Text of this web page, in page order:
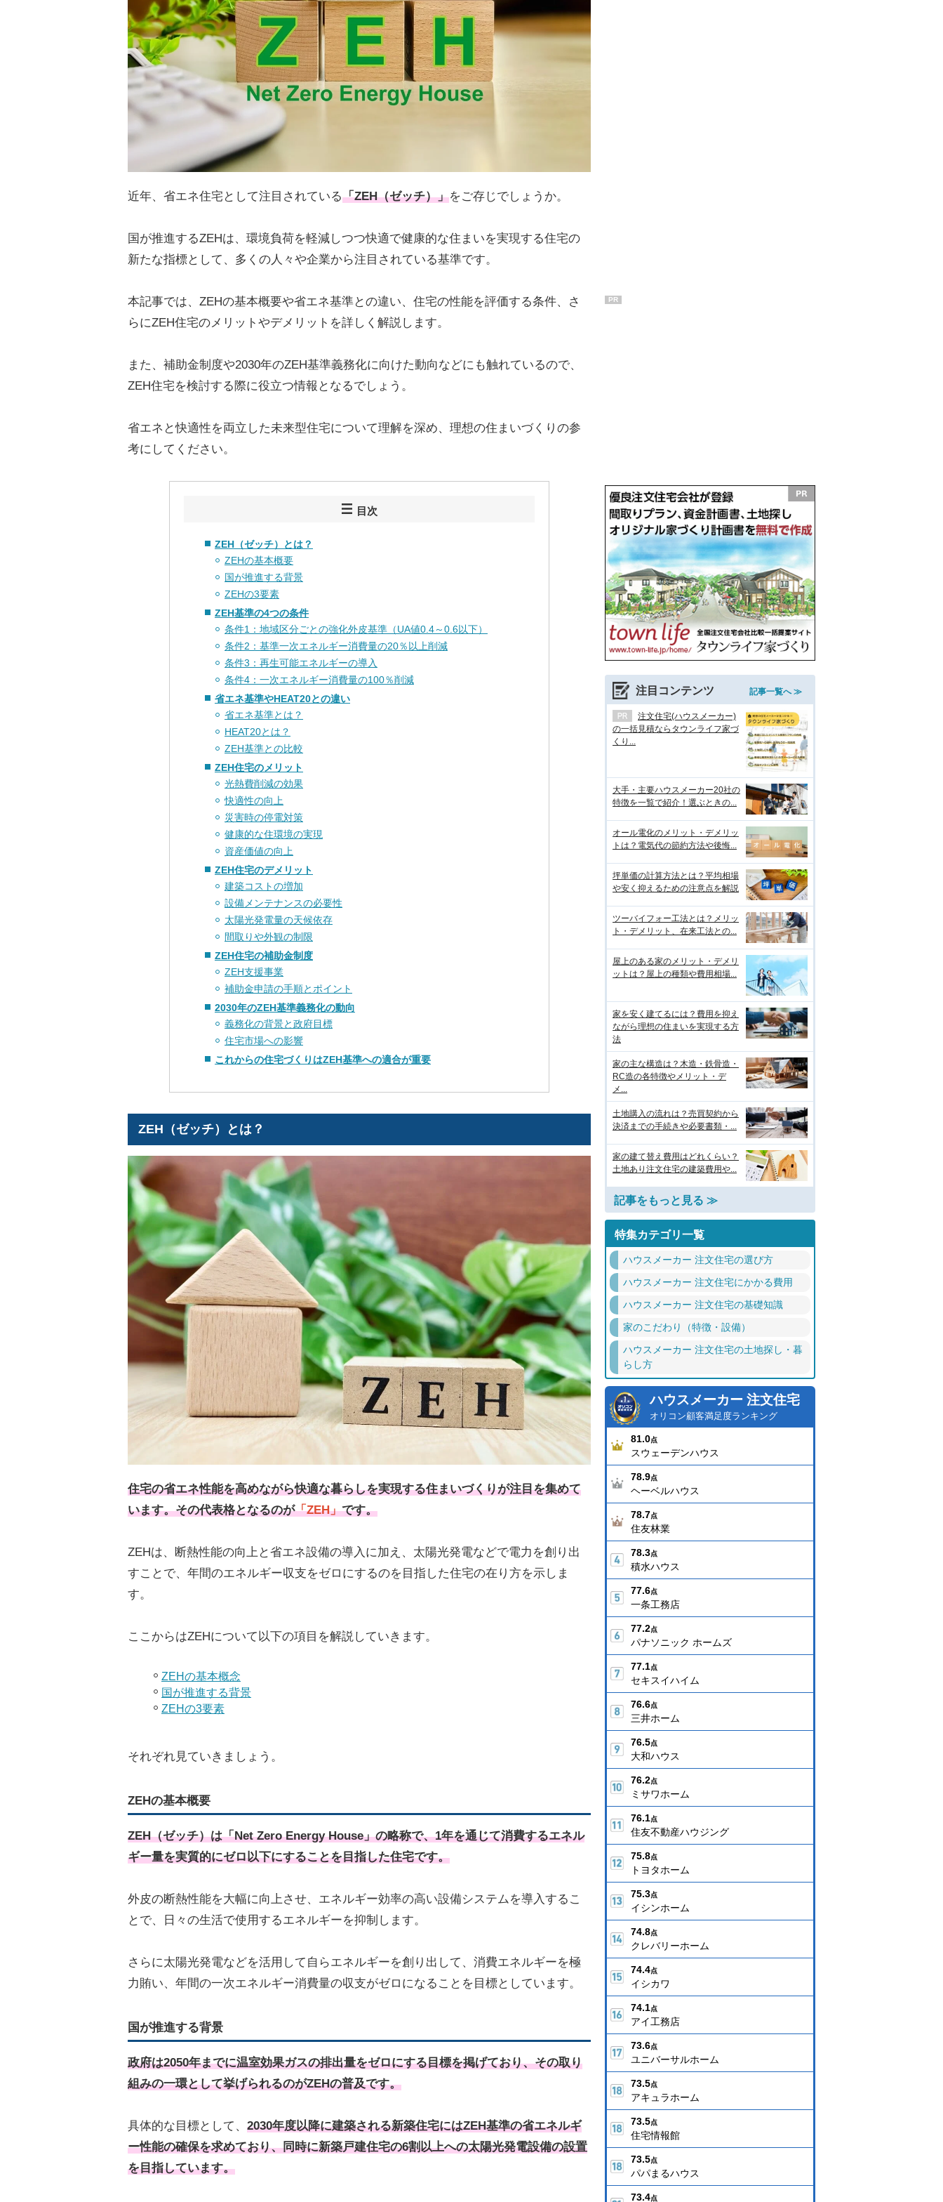
近年、省エネ住宅として注目されている「ZEH（ゼッチ）」をご存じでしょうか。
国が推進するZEHは、環境負荷を軽減しつつ快適で健康的な住まいを実現する住宅の
新たな指標として、多くの人々や企業から注目されている基準です。
本記事では、ZEHの基本概要や省エネ基準との違い、住宅の性能を評価する条件、さ
らにZEH住宅のメリットやデメリットを詳しく解説します。
また、補助金制度や2030年のZEH基準義務化に向けた動向などにも触れているので、
ZEH住宅を検討する際に役立つ情報となるでしょう。
省エネと快適性を両立した未来型住宅について理解を深め、理想の住まいづくりの参
考にしてください。
目次
ZEH（ゼッチ）とは？
ZEHの基本概要
国が推進する背景
ZEHの3要素
ZEH基準の4つの条件
条件1：地域区分ごとの強化外皮基準（UA値0.4～0.6以下）
条件2：基準一次エネルギー消費量の20％以上削減
条件3：再生可能エネルギーの導入
条件4：一次エネルギー消費量の100％削減
省エネ基準やHEAT20との違い
省エネ基準とは？
HEAT20とは？
ZEH基準との比較
ZEH住宅のメリット
光熱費削減の効果
快適性の向上
災害時の停電対策
健康的な住環境の実現
資産価値の向上
ZEH住宅のデメリット
建築コストの増加
設備メンテナンスの必要性
太陽光発電量の天候依存
間取りや外観の制限
ZEH住宅の補助金制度
ZEH支援事業
補助金申請の手順とポイント
2030年のZEH基準義務化の動向
義務化の背景と政府目標
住宅市場への影響
これからの住宅づくりはZEH基準への適合が重要
ZEH（ゼッチ）とは？
住宅の省エネ性能を高めながら快適な暮らしを実現する住まいづくりが注目を集めて
います。その代表格となるのが「ZEH」です。
ZEHは、断熱性能の向上と省エネ設備の導入に加え、太陽光発電などで電力を創り出
すことで、年間のエネルギー収支をゼロにするのを目指した住宅の在り方を示しま
す。
ここからはZEHについて以下の項目を解説していきます。
ZEHの基本概念
国が推進する背景
ZEHの3要素
それぞれ見ていきましょう。
ZEHの基本概要
ZEH（ゼッチ）は「Net Zero Energy House」の略称で、1年を通じて消費するエネル
ギー量を実質的にゼロ以下にすることを目指した住宅です。
外皮の断熱性能を大幅に向上させ、エネルギー効率の高い設備システムを導入するこ
とで、日々の生活で使用するエネルギーを抑制します。
さらに太陽光発電などを活用して自らエネルギーを創り出して、消費エネルギーを極
力賄い、年間の一次エネルギー消費量の収支がゼロになることを目標としています。
国が推進する背景
政府は2050年までに温室効果ガスの排出量をゼロにする目標を掲げており、その取り
組みの一環として挙げられるのがZEHの普及です。
具体的な目標として、 2030年度以降に建築される新築住宅にはZEH基準の省エネルギ
ー性能の確保を求めており、同時に新築戸建住宅の6割以上への太陽光発電設備の設置
を目指しています。
PR
注目コンテンツ 記事一覧へ ≫
注文住宅(ハウスメーカー)
の一括見積ならタウンライフ家づ
くり...
大手・主要ハウスメーカー20社の
特徴を一覧で紹介！選ぶときの...
オール電化のメリット・デメリッ
トは？電気代の節約方法や後悔...
坪単価の計算方法とは？平均相場
や安く抑えるための注意点を解説
ツーバイフォー工法とは？メリッ
ト・デメリット、在来工法との...
屋上のある家のメリット・デメリ
ットは？屋上の種類や費用相場...
家を安く建てるには？費用を抑え
ながら理想の住まいを実現する方
法
家の主な構造は？木造・鉄骨造・
RC造の各特徴やメリット・デ
メ...
土地購入の流れは？売買契約から
決済までの手続きや必要書類・...
家の建て替え費用はどれくらい？
土地あり注文住宅の建築費用や...
記事をもっと見る ≫
特集カテゴリ一覧
ハウスメーカー 注文住宅の選び方
ハウスメーカー 注文住宅にかかる費用
ハウスメーカー 注文住宅の基礎知識
家のこだわり（特徴・設備）
ハウスメーカー 注文住宅の土地探し・暮
らし方
ハウスメーカー 注文住宅
オリコン顧客満足度ランキング
81.0点
スウェーデンハウス
78.9点
ヘーベルハウス
78.7点
住友林業
78.3点
積水ハウス
77.6点
一条工務店
77.2点
パナソニック ホームズ
77.1点
セキスイハイム
76.6点
三井ホーム
76.5点
大和ハウス
76.2点
ミサワホーム
76.1点
住友不動産ハウジング
75.8点
トヨタホーム
75.3点
イシンホーム
74.8点
クレバリーホーム
74.4点
イシカワ
74.1点
アイ工務店
73.6点
ユニバーサルホーム
73.5点
アキュラホーム
73.5点
住宅情報館
73.5点
パパまるハウス
73.4点